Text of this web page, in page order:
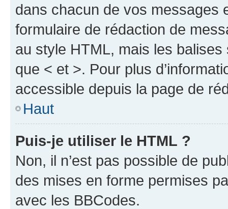
dans chacun de vos messages
formulaire de rédaction de
au style HTML, mais les
que < et >. Pour plus
accessible depuis la page de
Haut
Puis-je utiliser le HTML ?
Non, il n’est pas possible de
des mises en forme permises
avec les BBCodes.